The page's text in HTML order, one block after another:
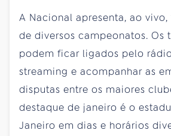
A Nacional apresenta, ao
de diversos campeonatos. Os
podem ficar ligados pelo
streaming e acompanhar as
disputas entre os maiores
destaque de janeiro é o
Janeiro em dias e horários